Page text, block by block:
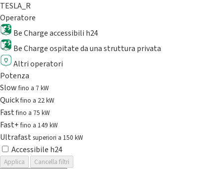
TESLA_R
Operatore
Be Charge accessibili h24
Be Charge ospitate da una struttura privata
Altri operatori
Potenza
Slowfino a 7 kW
Quickfino a 22 kW
Fastfino a 75 kW
Fast+fino a 149 kW
Ultrafast superiori a 150 kW
Accessibile h24
Applica
Cancella filtri